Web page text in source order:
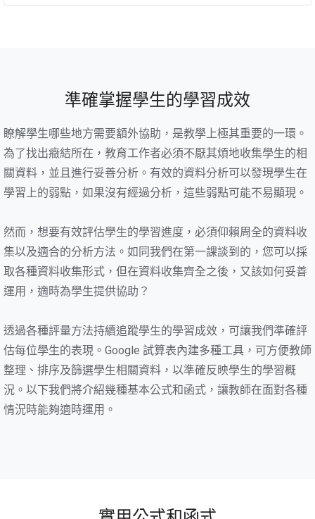
準確掌握學生的學習成效
瞭解學生哪些地方需要額外協助，是教學上極其重要的一環。
為了找出癥結所在，教育工作者必須不厭其煩地收集學生的相
關資料，並且進行妥善分析。有效的資料分析可以發現學生在
學習上的弱點，如果沒有經過分析，這些弱點可能不易顯現。
然而，想要有效評估學生的學習進度，必須仰賴周全的資料收
集以及適合的分析方法。如同我們在第一課談到的，您可以採
取各種資料收集形式，但在資料收集齊全之後，又該如何妥善
運用，適時為學生提供協助？
透過各種評量方法持續追蹤學生的學習成效，可讓我們準確評
估每位學生的表現。Google 試算表內建多種工具，可方便教師
整理、排序及篩選學生相關資料，以準確反映學生的學習概
況。以下我們將介紹幾種基本公式和函式，讓教師在面對各種
情況時能夠適時運用。